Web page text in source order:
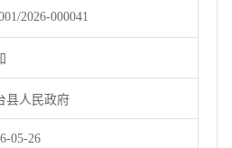
2026-000041
县人民政府
05-26